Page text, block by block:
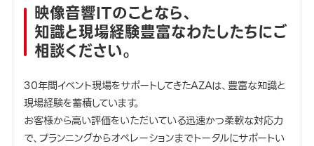
映像音響ITのことなら、
知識と現場経験豊富なわたしたちにご
相談ください。
30年間イベント現場をサポートしてきたAZAは、豊富な知識と
現場経験を蓄積しています。
お客様から高い評価をいただいている迅速かつ柔軟な対応力
で、プランニングからオペレーションまでトータルにサポートい